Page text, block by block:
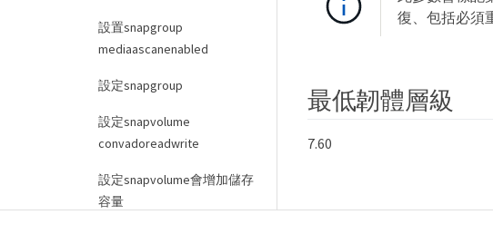
設置snapgroup
mediaascanenabled
設定snapgroup
設定snapvolume
convadoreadwrite
設定snapvolume會增加儲存
容量
復、包括必須
最低韌體層級
7.60